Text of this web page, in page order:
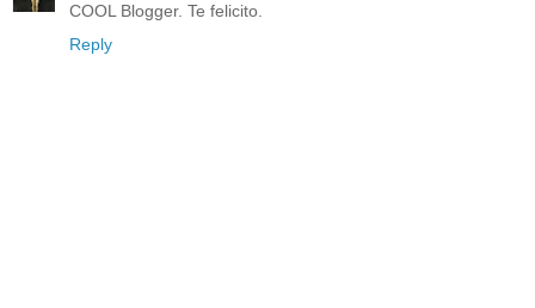
COOL Blogger. Te felicito.
Reply